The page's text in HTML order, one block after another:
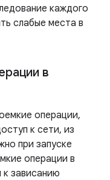
каждого
слабые места в
в
операции,
к сети, из
при запуске
операции в
к зависанию